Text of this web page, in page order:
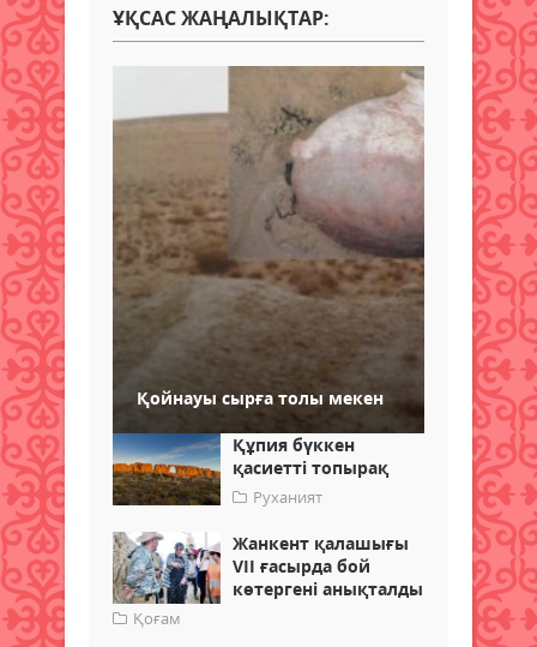
ҰҚСАС ЖАҢАЛЫҚТАР:
Қойнауы сырға толы мекен
Құпия бүккен
қасиетті топырақ
Руханият
Жанкент қалашығы
VII ғасырда бой
көтергені анықталды
Қоғам